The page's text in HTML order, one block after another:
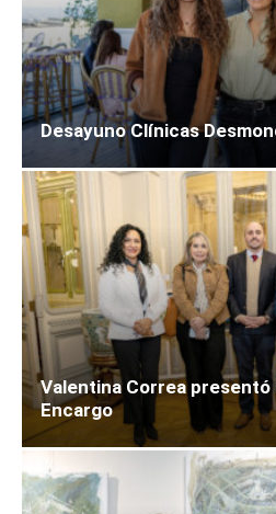
Desayuno Clínicas
Valentina Correa presentó
Encargo